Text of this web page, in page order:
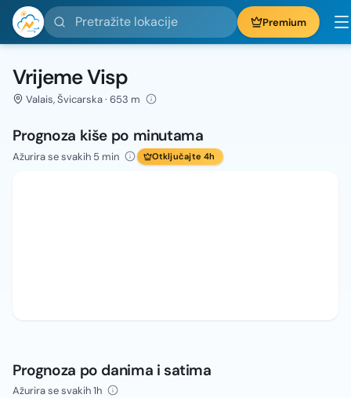
Pretražite lokacije Premium
Vrijeme Visp
Valais, Švicarska · 653 m
Prognoza kiše po minutama
Ažurira se svakih 5 min Otključajte 4h
Prognoza po danima i satima
Ažurira se svakih 1h